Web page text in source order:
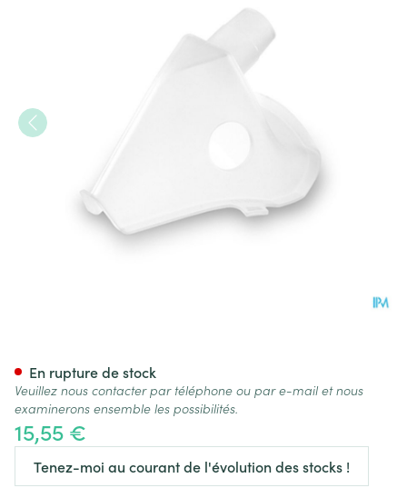
15,55 €
Tenez-moi au courant de l'évolution des stocks !
En rupture de stock
Veuillez nous contacter par téléphone ou par e-mail et nous
examinerons ensemble les possibilités.